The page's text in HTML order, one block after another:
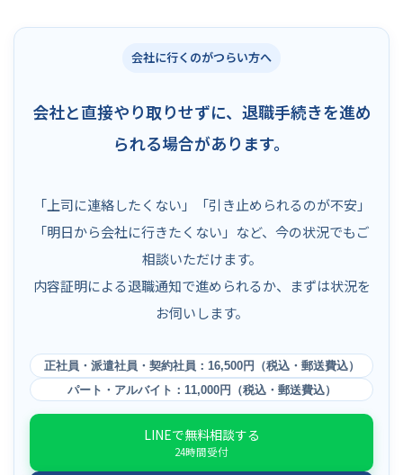
会社に行くのがつらい方へ
会社と直接やり取りせずに、退職手続きを進め
られる場合があります。
「上司に連絡したくない」「引き止められるのが不安」
「明日から会社に行きたくない」など、今の状況でもご
相談いただけます。
内容証明による退職通知で進められるか、まずは状況を
お伺いします。
正社員・派遣社員・契約社員：16,500円（税込・郵送費込）
パート・アルバイト：11,000円（税込・郵送費込）
LINEで無料相談する
24時間受付